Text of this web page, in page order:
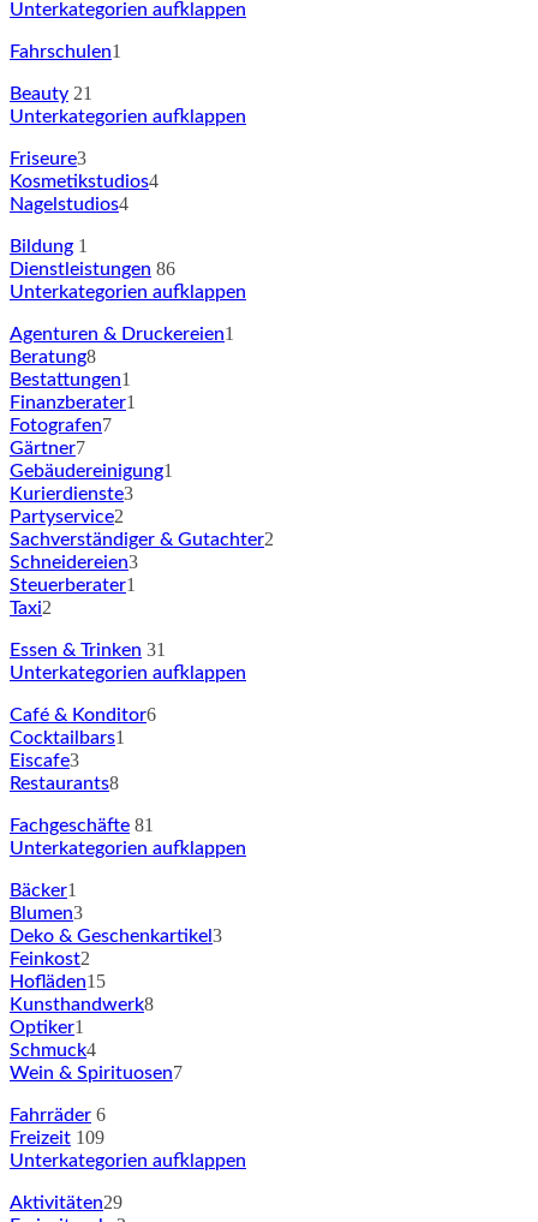
Unterkategorien aufklappen
Fahrschulen1
Beauty 21
Unterkategorien aufklappen
Friseure3
Kosmetikstudios4
Nagelstudios4
Bildung 1
Dienstleistungen 86
Unterkategorien aufklappen
Agenturen & Druckereien1
Beratung8
Bestattungen1
Finanzberater1
Fotografen7
Gärtner7
Gebäudereinigung1
Kurierdienste3
Partyservice2
Sachverständiger & Gutachter2
Schneidereien3
Steuerberater1
Taxi2
Essen & Trinken 31
Unterkategorien aufklappen
Café & Konditor6
Cocktailbars1
Eiscafe3
Restaurants8
Fachgeschäfte 81
Unterkategorien aufklappen
Bäcker1
Blumen3
Deko & Geschenkartikel 3
Feinkost2
Hofläden15
Kunsthandwerk8
Optiker1
Schmuck4
Wein & Spirituosen7
Fahrräder 6
Freizeit 109
Unterkategorien aufklappen
Aktivitäten29